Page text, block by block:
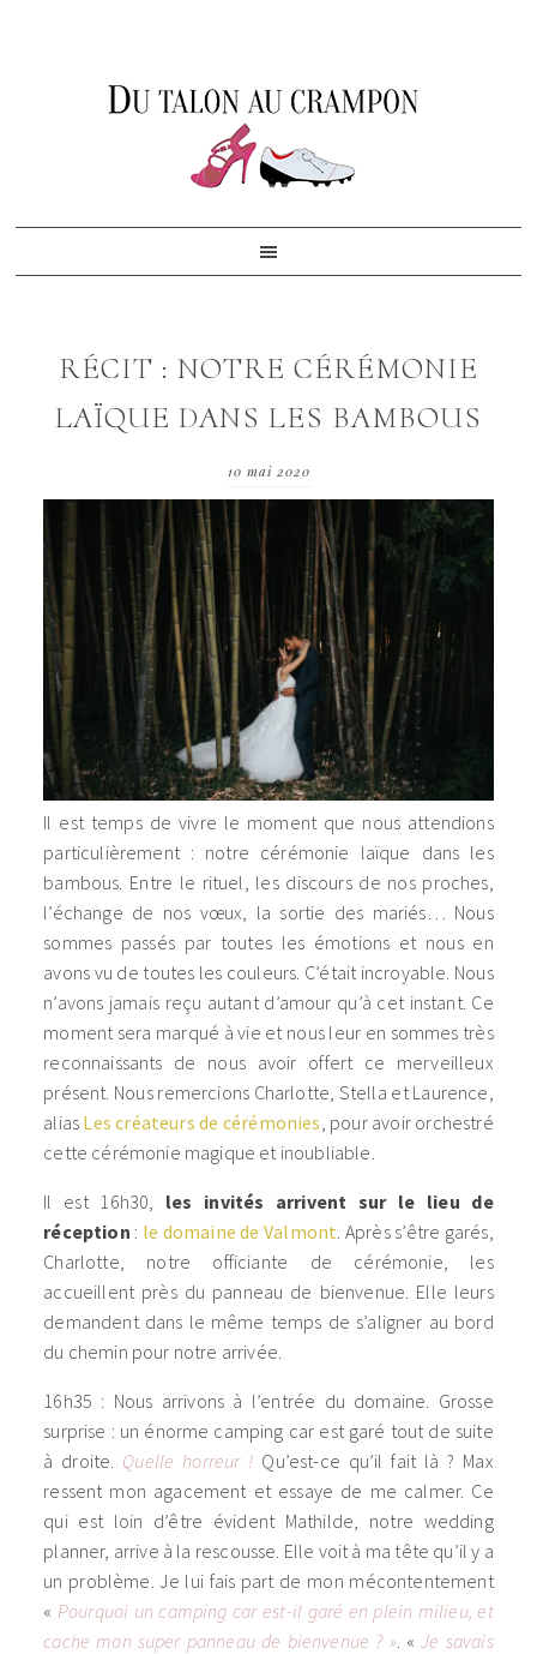
RÉCIT : NOTRE CÉRÉMONIE
LAÏQUE DANS LES BAMBOUS
10 mai 2020
Il est temps de vivre le moment que nous attendions
particulièrement : notre cérémonie laïque dans les
bambous. Entre le rituel, les discours de nos proches,
l’échange de nos vœux, la sortie des mariés… Nous
sommes passés par toutes les émotions et nous en
avons vu de toutes les couleurs. C’était incroyable. Nous
n’avons jamais reçu autant d’amour qu’à cet instant. Ce
moment sera marqué à vie et nous leur en sommes très
reconnaissants de nous avoir offert ce merveilleux
présent. Nous remercions Charlotte, Stella et Laurence,
alias Les créateurs de cérémonies , pour avoir orchestré
cette cérémonie magique et inoubliable.
Il est 16h30, les invités arrivent sur le lieu de
réception : le domaine de Valmont . Après s’être garés,
Charlotte, notre officiante de cérémonie, les
accueillent près du panneau de bienvenue. Elle leurs
demandent dans le même temps de s’aligner au bord
du chemin pour notre arrivée.
16h35 : Nous arrivons à l’entrée du domaine. Grosse
surprise : un énorme camping car est garé tout de suite
à droite. Quelle horreur ! Qu’est-ce qu’il fait là ? Max
ressent mon agacement et essaye de me calmer. Ce
qui est loin d’être évident Mathilde, notre wedding
planner, arrive à la rescousse. Elle voit à ma tête qu’il y a
un problème. Je lui fais part de mon mécontentement
« Pourquoi un camping car est-il garé en plein milieu, et
cache mon super panneau de bienvenue ? ». «Je savais